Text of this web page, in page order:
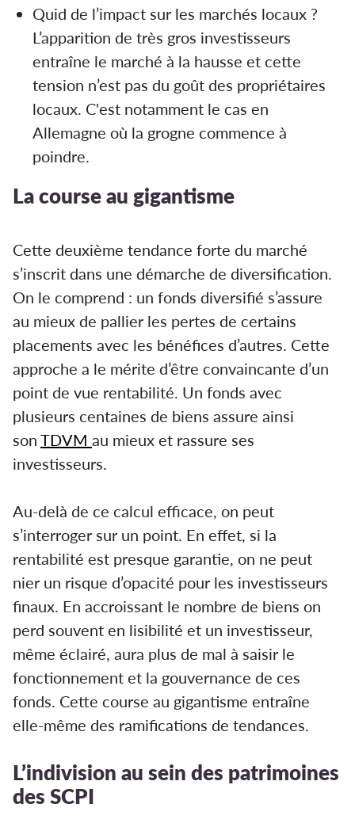
Quid de l’impact sur les marchés locaux ?
L’apparition de très gros investisseurs
entraîne le marché à la hausse et cette
tension n’est pas du goût des propriétaires
locaux. C'est notamment le cas en
Allemagne où la grogne commence à
poindre.
La course au gigantisme
Cette deuxième tendance forte du marché
s’inscrit dans une démarche de diversification.
On le comprend : un fonds diversifié s’assure
au mieux de pallier les pertes de certains
placements avec les bénéfices d’autres. Cette
approche a le mérite d’être convaincante d’un
point de vue rentabilité. Un fonds avec
plusieurs centaines de biens assure ainsi
son TDVM au mieux et rassure ses
investisseurs.
Au-delà de ce calcul efficace, on peut
s’interroger sur un point. En effet, si la
rentabilité est presque garantie, on ne peut
nier un risque d’opacité pour les investisseurs
finaux. En accroissant le nombre de biens on
perd souvent en lisibilité et un investisseur,
même éclairé, aura plus de mal à saisir le
fonctionnement et la gouvernance de ces
fonds. Cette course au gigantisme entraîne
elle-même des ramifications de tendances.
L’indivision au sein des patrimoines
des SCPI